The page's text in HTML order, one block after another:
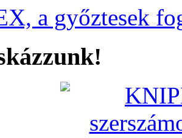
a győztesek